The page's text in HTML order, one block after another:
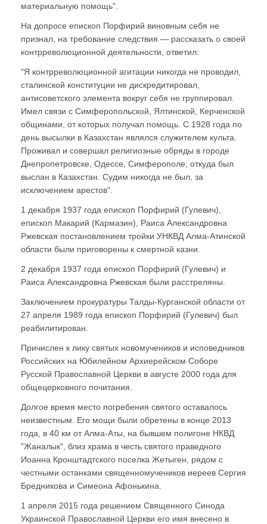
материальную помощь".
На допросе епископ Порфирий виновным себя не
признал, на требование следствия — рассказать о своей
контрреволюционной деятельности, ответил:
"Я контрреволюционной агитации никогда не проводил,
сталинской конституции не дискредитировал,
антисоветского элемента вокруг себя не группировал.
Имел связи с Симферопольской, Ялтинской, Керченской
общинами, от которых получал помощь. С 1928 года по
день высылки в Казахстан являлся служителем культа.
Проживал и совершал религиозные обряды в городе
Днепропетровске, Одессе, Симферополе, откуда был
выслан в Казахстан. Судим никогда не был, за
исключением арестов".
1 декабря 1937 года епископ Порфирий (Гулевич),
епископ Макарий (Кармазин), Раиса Александровна
Ржевская постановлением тройки УНКВД Алма-Атинской
области были приговорены к смертной казни.
2 декабря 1937 года епископ Порфирий (Гулевич) и
Раиса Александровна Ржевская были расстреляны.
Заключением прокуратуры Талды-Курганской области от
27 апреля 1989 года епископ Порфирий (Гулевич) был
реабилитирован.
Причислен к лику святых новомучеников и исповедников
Российских на Юбилейном Архиерейском Соборе
Русской Православной Церкви в августе 2000 года для
общецерковного почитания.
Долгое время место погребения святого оставалось
неизвестным. Его мощи были обретены в конце 2013
года, в 40 км от Алма-Аты, на бывшем полигоне НКВД
"Жаналык", близ храма в честь святого праведного
Иоанна Кронштадтского поселка Жетыген, рядом с
честными останками священномучеников иереев Сергия
Бредникова и Симеона Афонькина.
1 апреля 2015 года решением Священного Синода
Украинской Православной Церкви его имя внесено в